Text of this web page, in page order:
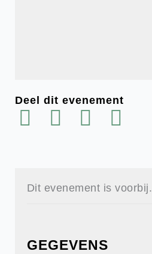
Deel dit evenement
Dit evenement is voorbij.
GEGEVENS